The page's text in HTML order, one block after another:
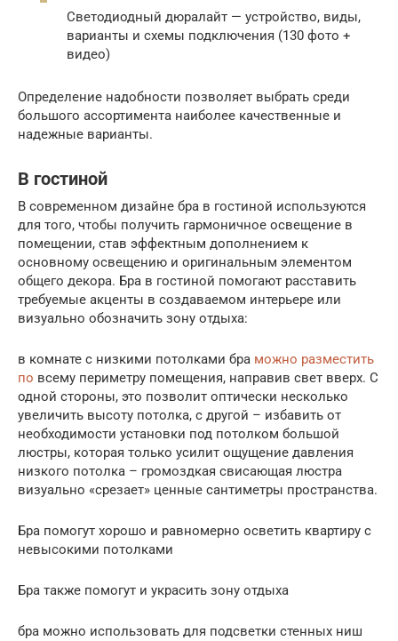
Светодиодный дюралайт — устройство, виды,
варианты и схемы подключения (130 фото +
видео)
Определение надобности позволяет выбрать среди
большого ассортимента наиболее качественные и
надежные варианты.
В гостиной
В современном дизайне бра в гостиной используются
для того, чтобы получить гармоничное освещение в
помещении, став эффектным дополнением к
основному освещению и оригинальным элементом
общего декора. Бра в гостиной помогают расставить
требуемые акценты в создаваемом интерьере или
визуально обозначить зону отдыха:
в комнате с низкими потолками бра можно разместить
по всему периметру помещения, направив свет вверх. С
одной стороны, это позволит оптически несколько
увеличить высоту потолка, с другой – избавить от
необходимости установки под потолком большой
люстры, которая только усилит ощущение давления
низкого потолка – громоздкая свисающая люстра
визуально «срезает» ценные сантиметры пространства.
Бра помогут хорошо и равномерно осветить квартиру с
невысокими потолками
Бра также помогут и украсить зону отдыха
бра можно использовать для подсветки стенных ниш